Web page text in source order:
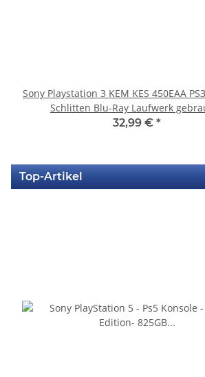
Sony Playstation 3 KEM KES 450EAA
Schlitten Blu-Ray Laufwerk
32,99 € *
Top-Artikel